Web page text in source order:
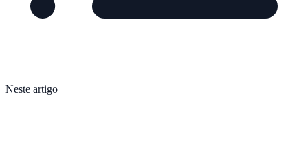
Neste artigo